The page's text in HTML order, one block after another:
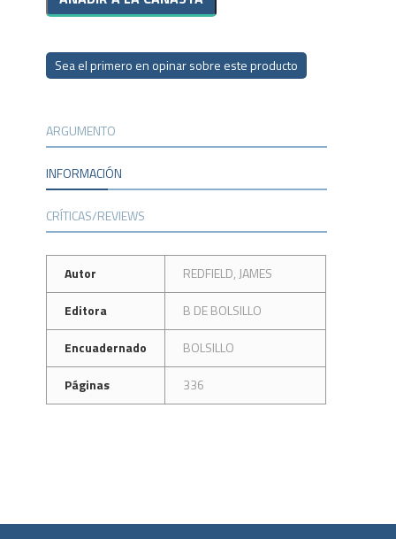
Sea el primero en opinar sobre este producto
ARGUMENTO
INFORMACIÓN
CRÍTICAS/REVIEWS
Autor
REDFIELD, JAMES
Editora
B DE BOLSILLO
Encuadernado
BOLSILLO
Páginas
336